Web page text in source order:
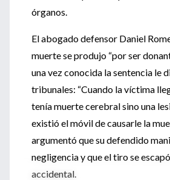
órganos.
El abogado defensor Daniel
muerte se produjo “por ser
una vez conocida la sentencia le
tribunales: “Cuando la víctima
tenía muerte cerebral sino una
existió el móvil de causarle la
argumentó que su defendido
negligencia y que el tiro se
accidental.